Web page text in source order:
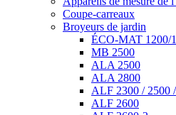
Broyeurs de jardin
ÉCO-MAT 1200/
MB 2500
ALA 2500
ALA 2800
ALF 2300 / 2500 /
ALF 2600
ALF 2600-2
ALH 2500